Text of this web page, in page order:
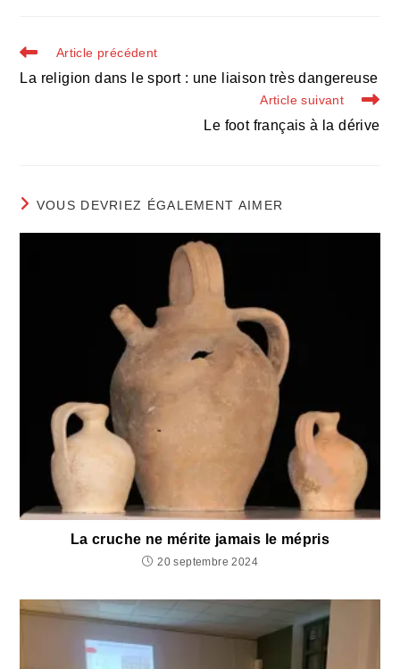
Read
more
articles
Article précédent
La religion dans le sport : une liaison très dangereuse
Article suivant
Le foot français à la dérive
VOUS DEVRIEZ ÉGALEMENT AIMER
La cruche ne mérite jamais le mépris
20 septembre 2024